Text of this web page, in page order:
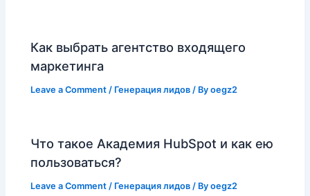
Как выбрать агентство входящего
маркетинга
Leave a Comment / Генерация лидов / Byoegz2
Что такое Академия HubSpot и как ею
пользоваться?
Leave a Comment / Генерация лидов / Byoegz2